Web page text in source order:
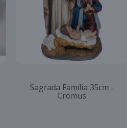
Sagrada Família 35cm -
Cromus